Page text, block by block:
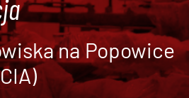
na Popowice